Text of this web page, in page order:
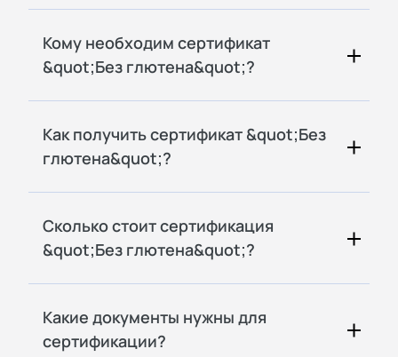
Кому необходим сертификат
&quot;Без глютена&quot;?
Как получить сертификат &quot;Без
глютена&quot;?
Сколько стоит сертификация
&quot;Без глютена&quot;?
Какие документы нужны для
сертификации?